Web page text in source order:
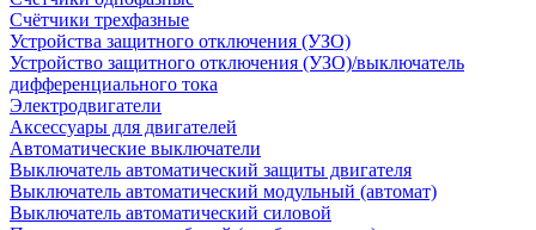
Счётчики трехфазные
Устройства защитного отключения (УЗО)
Устройство защитного отключения (УЗО)/выключатель
дифференциального тока
Электродвигатели
Аксессуары для двигателей
Автоматические выключатели
Выключатель автоматический защиты двигателя
Выключатель автоматический модульный (автомат)
Выключатель автоматический силовой